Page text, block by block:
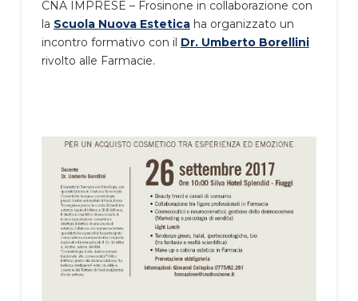
CNA IMPRESE – Frosinone in collaborazione con
la Scuola Nuova Esteticaha organizzato un
incontro formativo con il Dr. Umberto Borellini
rivolto alle Farmacie.